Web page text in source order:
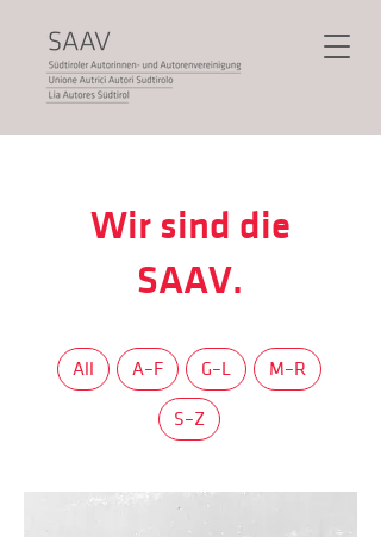
Wir sind die
SAAV.
All A–F G–L M–R
S–Z